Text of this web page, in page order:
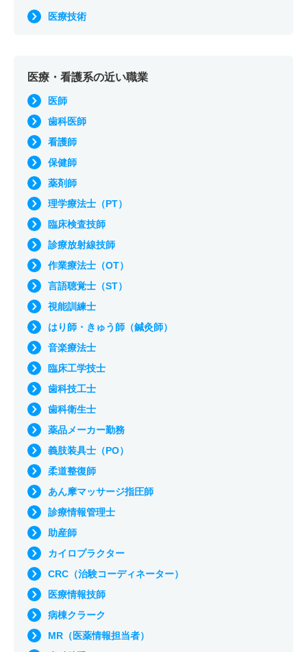
医療技術
医療・看護系の近い職業
医師
歯科医師
看護師
保健師
薬剤師
理学療法士（PT）
臨床検査技師
診療放射線技師
作業療法士（OT）
言語聴覚士（ST）
視能訓練士
はり師・きゅう師（鍼灸師）
音楽療法士
臨床工学技士
歯科技工士
歯科衛生士
薬品メーカー勤務
義肢装具士（PO）
柔道整復師
あん摩マッサージ指圧師
診療情報管理士
助産師
カイロプラクター
CRC（治験コーディネーター）
医療情報技師
病棟クラーク
MR（医薬情報担当者）